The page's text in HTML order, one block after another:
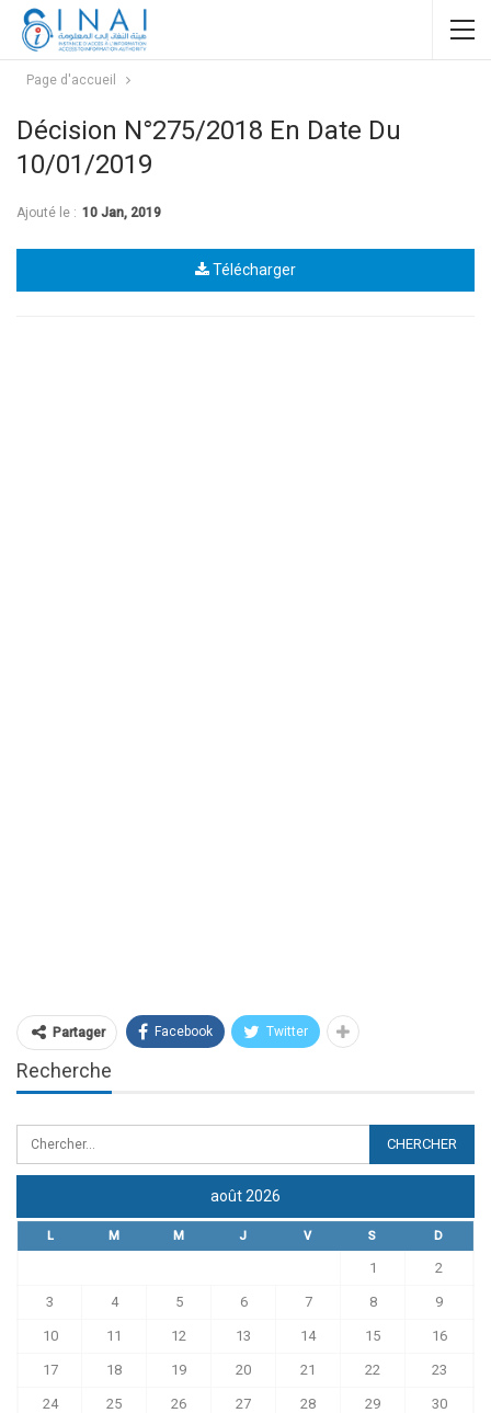
Page d'accueil
Décision N°275/2018 En Date Du
10/01/2019
Ajouté le : 10 Jan, 2019
Télécharger
Partager Facebook Twitter
Recherche
août 2026
L M M J V S D
1 2
3 4 5 6 7 8 9
10 11 12 13 14 15 16
17 18 19 20 21 22 23
24 25 26 27 28 29 30